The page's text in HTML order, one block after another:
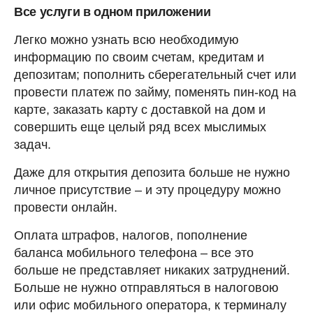
Все услуги в одном приложении
Легко можно узнать всю необходимую
информацию по своим счетам, кредитам и
депозитам; пополнить сберегательный счет или
провести платеж по займу, поменять пин-код на
карте, заказать карту с доставкой на дом и
совершить еще целый ряд всех мыслимых
задач.
Даже для открытия депозита больше не нужно
личное присутствие – и эту процедуру можно
провести онлайн.
Оплата штрафов, налогов, пополнение
баланса мобильного телефона – все это
больше не представляет никаких затруднений.
Больше не нужно отправляться в налоговою
или офис мобильного оператора, к терминалу